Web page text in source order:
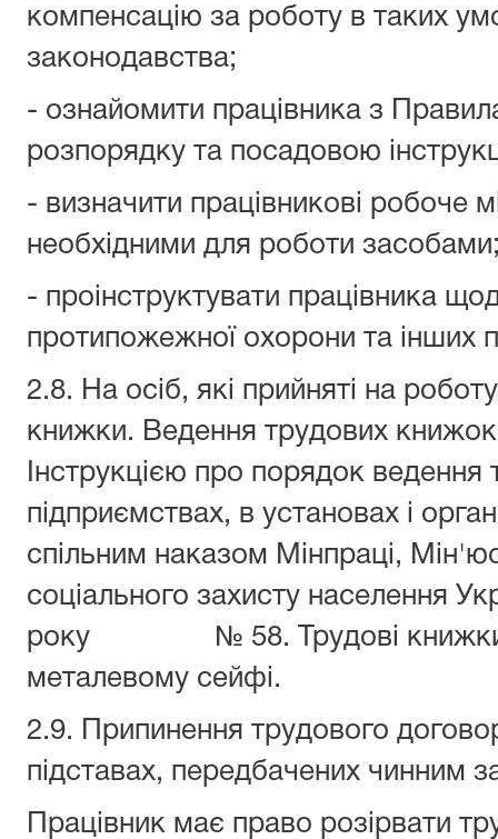
компенсацію за роботу в таких
законодавства;
- ознайомити працівника з
розпорядку та посадовою
- визначити працівникові робоче
необхідними для роботи
- проінструктувати працівника
протипожежної охорони та інших
2.8. На осіб, які прийняті на
книжки. Ведення трудових книжок
Інструкцією про порядок
підприємствах, в установах і
спільним наказом Мінпраці,
соціального захисту населення
року № 58. Трудові книжки
металевому сейфі.
2.9. Припинення трудового
підставах, передбачених чинним
Працівник має право розірвати